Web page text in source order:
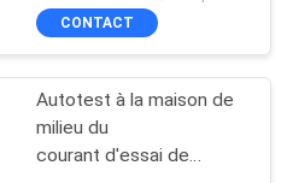
d'essai de grossesse
CONTACT
Autotest à la maison de
milieu du
courant d'essai de